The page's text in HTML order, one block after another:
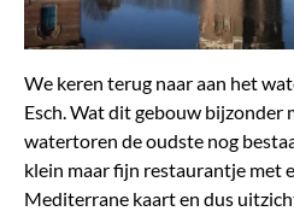
We keren terug naar aan het
Esch. Wat dit gebouw bijzonder
watertoren de oudste nog
klein maar fijn restaurantje met
Mediterrane kaart en dus